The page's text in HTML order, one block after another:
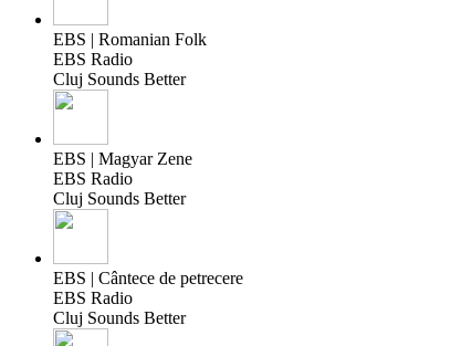
EBS | Romanian Folk
EBS Radio
Cluj Sounds Better
EBS | Magyar Zene
EBS Radio
Cluj Sounds Better
EBS | Cântece de petrecere
EBS Radio
Cluj Sounds Better